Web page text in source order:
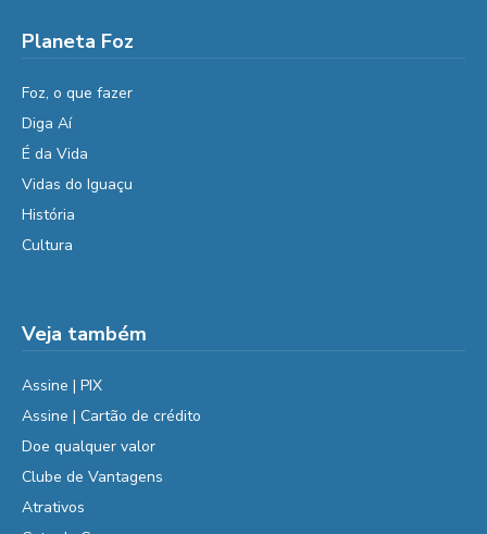
Planeta Foz
Foz, o que fazer
Diga Aí
É da Vida
Vidas do Iguaçu
História
Cultura
Veja também
Assine | PIX
Assine | Cartão de crédito
Doe qualquer valor
Clube de Vantagens
Atrativos